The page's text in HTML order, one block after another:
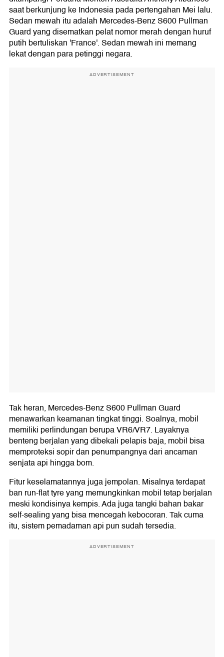
saat berkunjung ke Indonesia pada pertengahan Mei lalu.
Sedan mewah itu adalah Mercedes-Benz S600 Pullman
Guard yang disematkan pelat nomor merah dengan huruf
putih bertuliskan 'France'. Sedan mewah ini memang
lekat dengan para petinggi negara.
ADVERTISEMENT
Tak heran, Mercedes-Benz S600 Pullman Guard
menawarkan keamanan tingkat tinggi. Soalnya, mobil
memiliki perlindungan berupa VR6/VR7. Layaknya
benteng berjalan yang dibekali pelapis baja, mobil bisa
memproteksi sopir dan penumpangnya dari ancaman
senjata api hingga bom.
Fitur keselamatannya juga jempolan. Misalnya terdapat
ban run-flat tyre yang memungkinkan mobil tetap berjalan
meski kondisinya kempis. Ada juga tangki bahan bakar
self-sealing yang bisa mencegah kebocoran. Tak cuma
itu, sistem pemadaman api pun sudah tersedia.
ADVERTISEMENT